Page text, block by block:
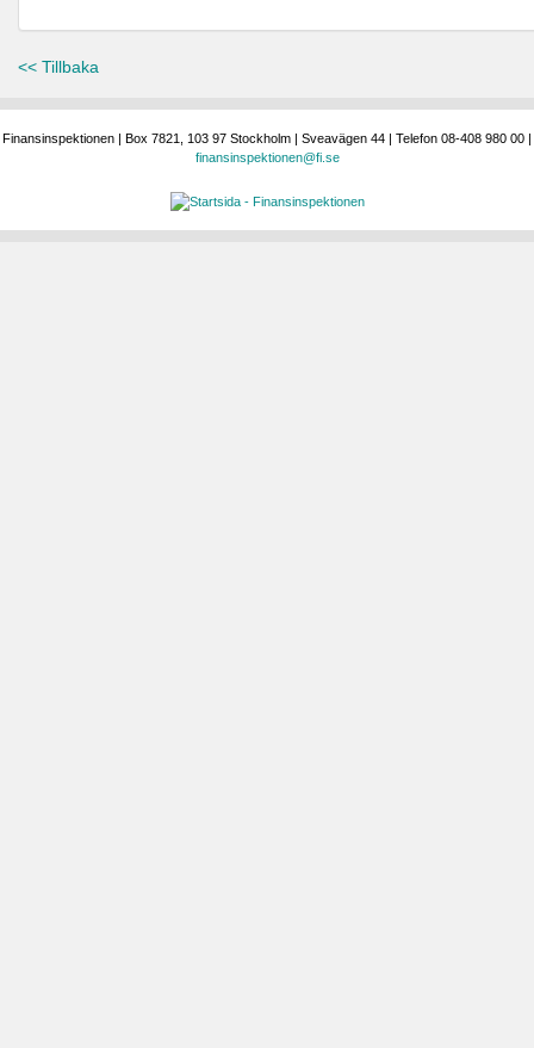
<< Tillbaka
Finansinspektionen | Box 7821, 103 97 Stockholm | Sveavägen 44 | Telefon 08-408 980 00 |
finansinspektionen@fi.se